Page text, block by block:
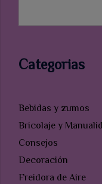
Categorias
Bebidas y zumos
Bricolaje y
Consejos
Decoración
Freidora de Aire